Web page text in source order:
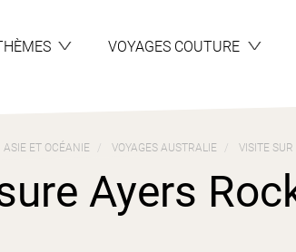
VOYAGES COUTURE
ASIE ET OCÉANIE VOYAGES AUSTRALIE VISITE
Ayers